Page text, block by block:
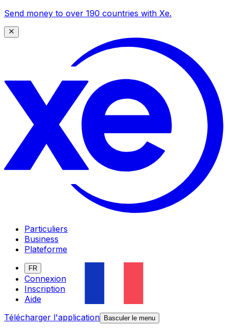
Send money to over 190 countries with Xe.
Particuliers
Business
Plateforme
FR
Connexion
Inscription
Aide
Télécharger l'application
Basculer le menu